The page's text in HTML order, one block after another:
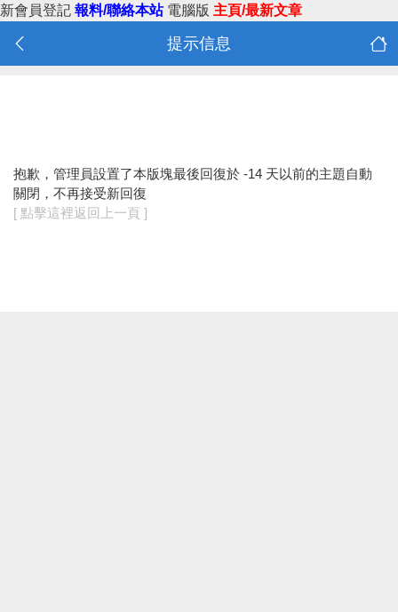
新會員登記 報料/聯絡本站 電腦版 主頁/最新文章
提示信息
抱歉，管理員設置了本版塊最後回復於 -14 天以前的主題自動
關閉，不再接受新回復
[ 點擊這裡返回上一頁 ]